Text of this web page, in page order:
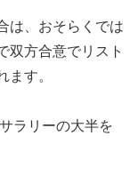
は、おそらくでは
双方合意でリスト
ます。
ラリーの大半を